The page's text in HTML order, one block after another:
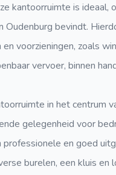
kantoorruimte is ideaal,
Oudenburg bevindt.
voorzieningen, zoals
vervoer, binnen
in het centrum
gelegenheid voor
professionele en goed
burelen, een kluis en